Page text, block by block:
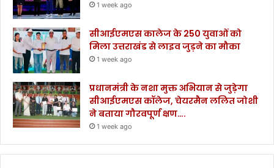
1 week ago
सीआईएमएस कालेज के 250 युवाओं को
मिला उत्तराखंड से लाइव जुड़ने का मौका
1 week ago
प्रधानमंत्री के नशा मुक्त अभियान से जुड़ेगा
सीआईएमएस कॉलेज, चेयरमैन ललित जोशी
ने बताया गौरवपूर्ण क्षण….
1 week ago